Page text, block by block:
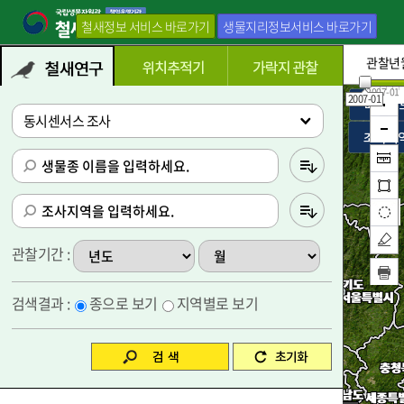
철새정보 서비스 바로가기 생물지리정보서비스 바로가기
동시센서스 조사
관찰기간 :
검색결과 : 종으로 보기 지역별로 보기
관찰년
2007-01
2007-01